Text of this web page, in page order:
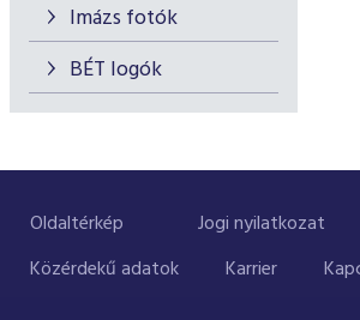
Imázs fotók
BÉT logók
Oldaltérkép Jogi nyilatkozat
Közérdekű adatok
Karrier